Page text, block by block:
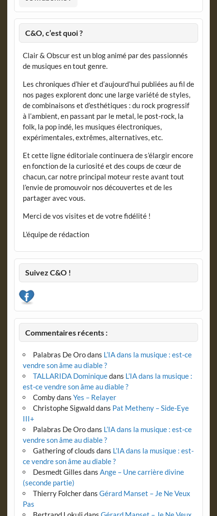
C&O, c’est quoi ?
Clair & Obscur est un blog animé par des passionnés
de musiques en tout genre.
Les chroniques d’hier et d’aujourd’hui publiées au fil de
nos pages explorent donc une large variété de styles,
de combinaisons et d’esthétiques : du rock progressif
à l’ambient, en passant par le metal, le post-rock, la
folk, la pop indé, les musiques électroniques,
expérimentales, extrêmes, alternatives, etc.
Et cette ligne éditoriale continuera de s’élargir encore
en fonction de la curiosité et des coups de cœur de
chacun, car notre principal moteur reste avant tout
l’envie de promouvoir nos découvertes et de les
partager avec vous.
Merci de vos visites et de votre fidélité !
L’équipe de rédaction
Suivez C&O !
Commentaires récents :
Palabras De Orodans L’IA dans la musique : est-ce
vendre son âme au diable ?
TALLARIDA Dominiquedans L’IA dans la musique :
est-ce vendre son âme au diable ?
Combydans Yes – Relayer
Christophe Sigwalddans Pat Metheny – Side-Eye
III+
Palabras De Orodans L’IA dans la musique : est-ce
vendre son âme au diable ?
Gathering of clouds dans L’IA dans la musique : est-
ce vendre son âme au diable ?
Desmedt Gilles dans Ange – Une carrière divine
(seconde partie)
Thierry Folcherdans Gérard Manset – Je Ne Veux
Pas